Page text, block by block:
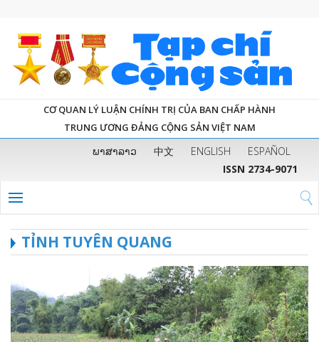
CƠ QUAN LÝ LUẬN CHÍNH TRỊ CỦA BAN CHẤP HÀNH
TRUNG ƯƠNG ĐẢNG CỘNG SẢN VIỆT NAM
ພາສາລາວ 中文 ENGLISH
ESPAÑOL
ISSN 2734-9071
TỈNH TUYÊN QUANG